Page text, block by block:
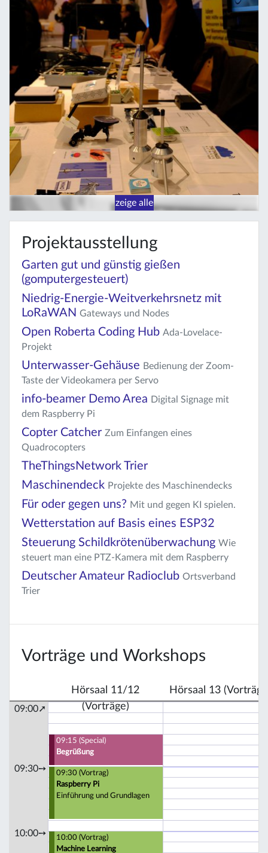
zeige alle
Projektausstellung
Garten gut und günstig gießen
(gomputergesteuert)
Niedrig-Energie-Weitverkehrsnetz mit
LoRaWAN Gateways und Nodes
Open Roberta Coding Hub Ada-Lovelace-
Projekt
Unterwasser-Gehäuse Bedienung der Zoom-
Taste der Videokamera per Servo
info-beamer Demo Area Digital Signage mit
dem Raspberry Pi
Copter Catcher Zum Einfangen eines
Quadrocopters
TheThingsNetwork Trier
Maschinendeck Projekte des Maschinendecks
Für oder gegen uns? Mit und gegen KI spielen.
Wetterstation auf Basis eines ESP32
Steuerung Schildkrötenüberwachung Wie
steuert man eine PTZ-Kamera mit dem Raspberry
Deutscher Amateur Radioclub Ortsverband
Trier
Vorträge und Workshops
09:00➚
09:30➙
10:00➙
Hörsaal 11/12
(Vorträge)
Hörsaal 13
09:15 (Special)
Begrüßung
09:30 (Vortrag)
Raspberry Pi
Einführung und Grundlagen
10:00 (Vortrag)
Machine Learning